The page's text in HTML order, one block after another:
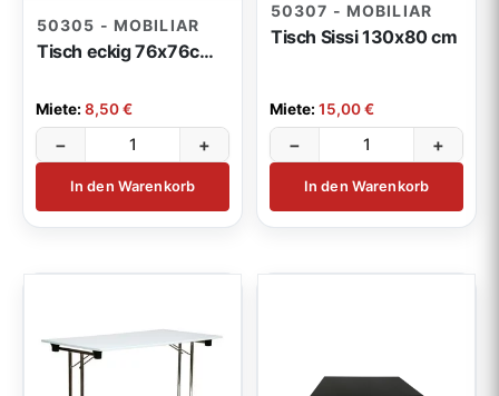
50305 - MOBILIAR
Tisch eckig 76x76cm klappbar
Miete:8,50 €
− +
In den Warenkorb
50307 - MOBILIAR
Tisch Sissi 130x80 cm
Miete:15,00 €
− +
In den Warenkorb